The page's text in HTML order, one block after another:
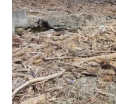
抗爭以及Covid-19疫情
過400多部風機正在台
役，以及火力電廠以煤
大幅減少了碳排放，也
所得超越日、韓等國，
波對海洋生態的衝擊最
的噪音，以及海纜電磁